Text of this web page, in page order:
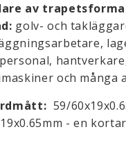
av
golv- och
och många
59/
- en